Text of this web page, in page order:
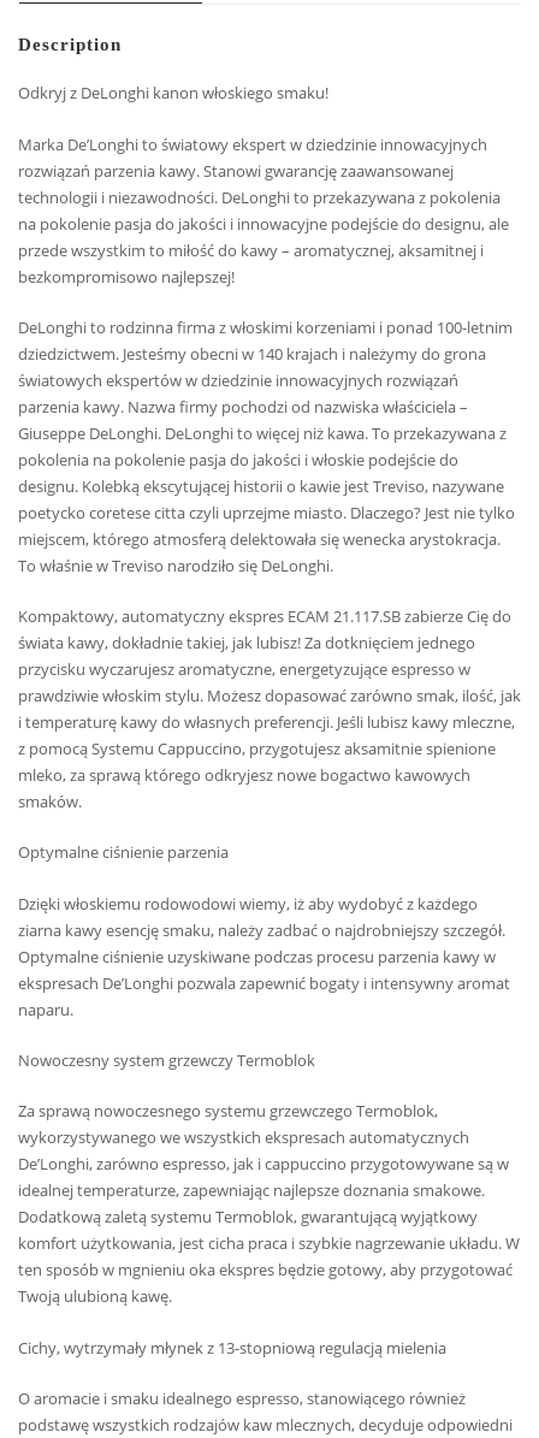
Description
Odkryj z DeLonghi kanon włoskiego smaku!
Marka De’Longhi to światowy ekspert w dziedzinie innowacyjnych
rozwiązań parzenia kawy. Stanowi gwarancję zaawansowanej
technologii i niezawodności. DeLonghi to przekazywana z pokolenia
na pokolenie pasja do jakości i innowacyjne podejście do designu, ale
przede wszystkim to miłość do kawy – aromatycznej, aksamitnej i
bezkompromisowo najlepszej!
DeLonghi to rodzinna firma z włoskimi korzeniami i ponad 100-letnim
dziedzictwem. Jesteśmy obecni w 140 krajach i należymy do grona
światowych ekspertów w dziedzinie innowacyjnych rozwiązań
parzenia kawy. Nazwa firmy pochodzi od nazwiska właściciela –
Giuseppe DeLonghi. DeLonghi to więcej niż kawa. To przekazywana z
pokolenia na pokolenie pasja do jakości i włoskie podejście do
designu. Kolebką ekscytującej historii o kawie jest Treviso, nazywane
poetycko coretese citta czyli uprzejme miasto. Dlaczego? Jest nie tylko
miejscem, którego atmosferą delektowała się wenecka arystokracja.
To właśnie w Treviso narodziło się DeLonghi.
Kompaktowy, automatyczny ekspres ECAM 21.117.SB zabierze Cię do
świata kawy, dokładnie takiej, jak lubisz! Za dotknięciem jednego
przycisku wyczarujesz aromatyczne, energetyzujące espresso w
prawdziwie włoskim stylu. Możesz dopasować zarówno smak, ilość, jak
i temperaturę kawy do własnych preferencji. Jeśli lubisz kawy mleczne,
z pomocą Systemu Cappuccino, przygotujesz aksamitnie spienione
mleko, za sprawą którego odkryjesz nowe bogactwo kawowych
smaków.
Optymalne ciśnienie parzenia
Dzięki włoskiemu rodowodowi wiemy, iż aby wydobyć z każdego
ziarna kawy esencję smaku, należy zadbać o najdrobniejszy szczegół.
Optymalne ciśnienie uzyskiwane podczas procesu parzenia kawy w
ekspresach De’Longhi pozwala zapewnić bogaty i intensywny aromat
naparu.
Nowoczesny system grzewczy Termoblok
Za sprawą nowoczesnego systemu grzewczego Termoblok,
wykorzystywanego we wszystkich ekspresach automatycznych
De’Longhi, zarówno espresso, jak i cappuccino przygotowywane są w
idealnej temperaturze, zapewniając najlepsze doznania smakowe.
Dodatkową zaletą systemu Termoblok, gwarantującą wyjątkowy
komfort użytkowania, jest cicha praca i szybkie nagrzewanie układu. W
ten sposób w mgnieniu oka ekspres będzie gotowy, aby przygotować
Twoją ulubioną kawę.
Cichy, wytrzymały młynek z 13-stopniową regulacją mielenia
O aromacie i smaku idealnego espresso, stanowiącego również
podstawę wszystkich rodzajów kaw mlecznych, decyduje odpowiedni